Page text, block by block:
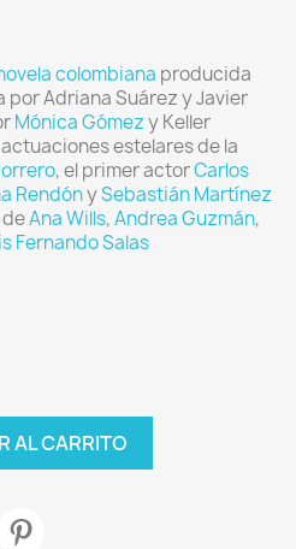
colombiana producida
por Adriana Suárez y Javier
Mónica Gómezy Keller
estelares de la
, el primer actorCarlos
RendónySebastián Martínez
Ana Wills,Andrea Guzmán,
Fernando Salas
AL CARRITO